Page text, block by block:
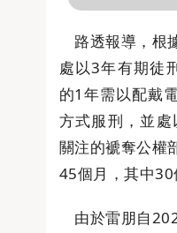
路透報導，根
處以3年有期徒
的1年需以配戴
方式服刑，並
關注的褫奪公權
45個月，其中30
由於雷朋自